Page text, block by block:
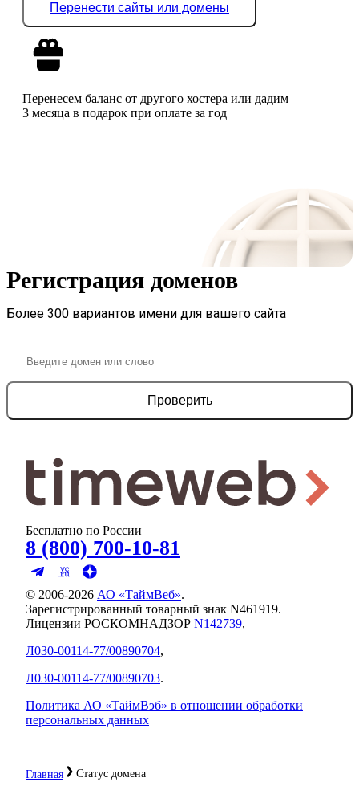
Перенести сайты или домены
Перенесем баланс от другого хостера или дадим
3 месяца в подарок при оплате за год
Регистрация доменов
Более 300 вариантов имени для вашего сайта
Проверить
Главная Статус домена
Бесплатно по России
8 (800) 700-10-81
© 2006-2026 АО «ТаймВеб».
Зарегистрированный товарный знак N461919.
Лицензии РОСКОМНАДЗОР N142739,
Л030-00114-77/00890704,
Л030-00114-77/00890703.
Политика АО «ТаймВэб» в отношении обработки
персональных данных